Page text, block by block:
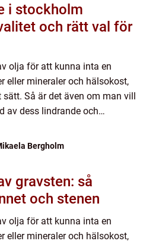
i stockholm
och rätt val för
olja för att kunna inta en
eller mineraler och hälsokost,
sätt. Så är det även om man vill
av dess lindrande och
Bergholm
gravsten: så
och stenen
olja för att kunna inta en
eller mineraler och hälsokost,